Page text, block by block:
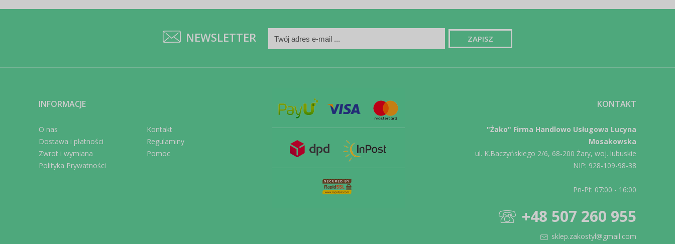
NEWSLETTER
KONTAKT
"Żako" Firma Handlowo Usługowa Lucyna
Mosakowska
ul. K.Baczyńskiego 2/6, 68-200 Żary, woj. lubuskie
NIP: 928-109-98-38
Pn-Pt: 07:00 - 16:00
+48 507 260 955
sklep.zakostyl@gmail.com
INFORMACJE
O nas
Dostawa i płatności
Zwrot i wymiana
Polityka Prywatności
Kontakt
Regulaminy
Pomoc